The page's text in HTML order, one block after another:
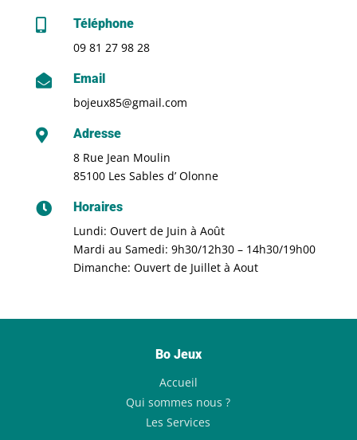

Téléphone
09 81 27 98 28

Email
bojeux85@gmail.com

Adresse
8 Rue Jean Moulin
85100 Les Sables d’ Olonne

Horaires
Lundi: Ouvert de Juin à Août
Mardi au Samedi: 9h30/12h30 – 14h30/19h00
Dimanche: Ouvert de Juillet à Aout
Bo Jeux
Accueil
Qui sommes nous ?
Les Services